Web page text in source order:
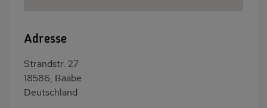
Adresse
Strandstr. 27
18586, Baabe
Deutschland